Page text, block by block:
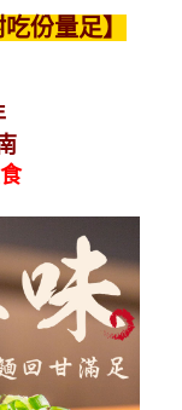
份量足】